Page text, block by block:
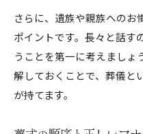
さらに、遺族や親族へのお
ポイントです。長々と話す
うことを第一に考えましょ
解しておくことで、葬儀と
が持てます。